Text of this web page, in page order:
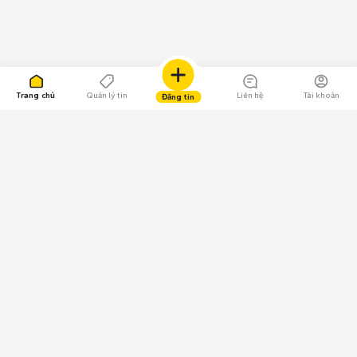
Trang chủ Quản lý tin Đăng tin Liên hệ Tài khoản